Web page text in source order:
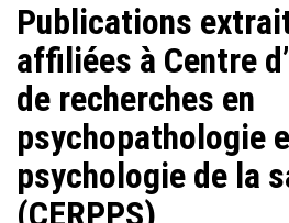
Publications
affiliées à Centre
de recherches en
psychopathologie
psychologie de la